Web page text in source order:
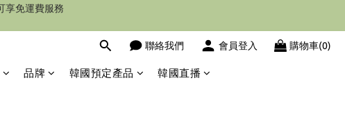
聯絡我們 會員登入 購物車(0)
品牌 韓國預定產品 韓國直播